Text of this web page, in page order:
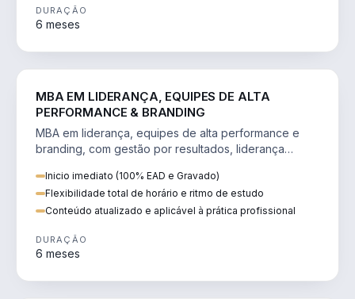
DURAÇÃO
6 meses
MBA EM LIDERANÇA, EQUIPES DE ALTA
PERFORMANCE & BRANDING
MBA em liderança, equipes de alta performance e
branding, com gestão por resultados, liderança
Inicio imediato (100% EAD e Gravado)
Flexibilidade total de horário e ritmo de estudo
Conteúdo atualizado e aplicável à prática profissional
DURAÇÃO
6 meses